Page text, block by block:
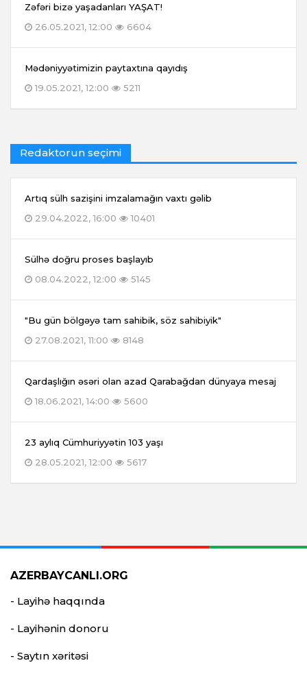
Zəfəri bizə yaşadanları YAŞAT!
26.05.2021, 12:00
6604
Mədəniyyətimizin paytaxtına qayıdış
19.05.2021, 12:00
5211
Redaktorun seçimi
Artıq sülh sazişini imzalamağın vaxtı gəlib
29.04.2022, 16:00
10401
Sülhə doğru proses başlayıb
08.04.2022, 12:00
5145
"Bu gün bölgəyə tam sahibik, söz sahibiyik"
27.08.2021, 11:00
8148
Qardaşlığın əsəri olan azad Qarabağdan dünyaya mesaj
18.06.2021, 14:00
5600
23 aylıq Cümhuriyyətin 103 yaşı
28.05.2021, 12:00
5617
AZERBAYCANLI.ORG
- Layihə haqqında
- Layihənin donoru
- Saytın xəritəsi